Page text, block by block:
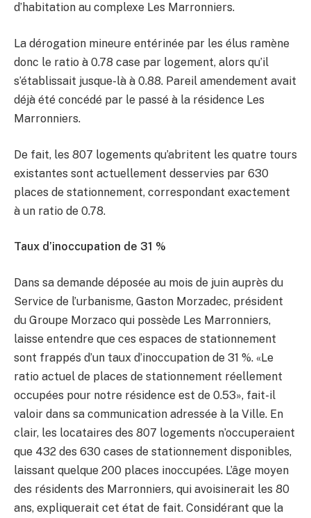
d’habitation au complexe Les Marronniers.
La dérogation mineure entérinée par les élus ramène
donc le ratio à 0.78 case par logement, alors qu’il
s’établissait jusque-là à 0.88. Pareil amendement avait
déjà été concédé par le passé à la résidence Les
Marronniers.
De fait, les 807 logements qu’abritent les quatre tours
existantes sont actuellement desservies par 630
places de stationnement, correspondant exactement
à un ratio de 0.78.
Taux d’inoccupation de 31 %
Dans sa demande déposée au mois de juin auprès du
Service de l’urbanisme, Gaston Morzadec, président
du Groupe Morzaco qui possède Les Marronniers,
laisse entendre que ces espaces de stationnement
sont frappés d’un taux d’inoccupation de 31 %. «Le
ratio actuel de places de stationnement réellement
occupées pour notre résidence est de 0.53», fait-il
valoir dans sa communication adressée à la Ville. En
clair, les locataires des 807 logements n’occuperaient
que 432 des 630 cases de stationnement disponibles,
laissant quelque 200 places inoccupées. L’âge moyen
des résidents des Marronniers, qui avoisinerait les 80
ans, expliquerait cet état de fait. Considérant que la